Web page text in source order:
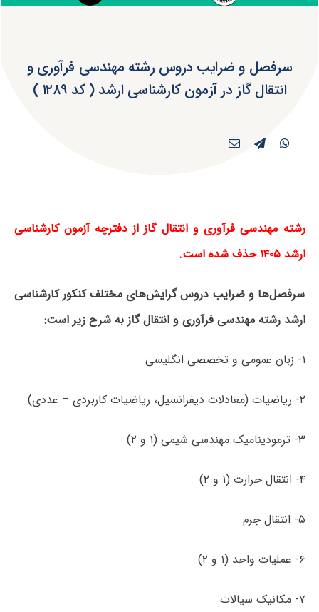
سرفصل و ضرایب دروس رشته مهندسی فرآوری و
انتقال گاز در آزمون کارشناسی ارشد ( کد ۱۲۸۹ )
رشته مهندسی فرآوری و انتقال گاز از دفترچه آزمون کارشناسی
ارشد ۱۴۰۵ حذف شده است.
سرفصل‌ها و ضرایب دروس گرایش‌های مختلف کنکور کارشناسی
ارشد رشته مهندسی فرآوری و انتقال گاز به شرح زیر است:
۱- زبان عمومی و تخصصی انگلیسی
۲- ریاضیات (معادلات دیفرانسیل، ریاضیات کاربردی – عددی)
۳- ترمودینامیک مهندسی شیمی (۱ و ۲)
۴- انتقال حرارت (۱ و ۲)
۵- انتقال جرم
۶- عملیات واحد (۱ و ۲)
۷- مکانیک سیالات